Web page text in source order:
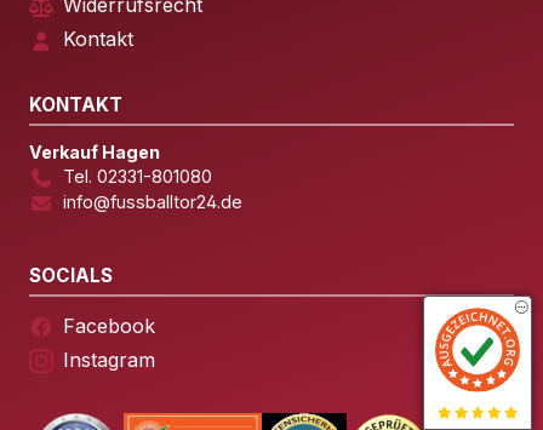
Widerrufsrecht
Kontakt
KONTAKT
Verkauf Hagen
Tel. 02331-801080
info@fussballtor24.de
SOCIALS
Facebook
Instagram